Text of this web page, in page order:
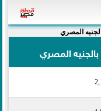
المصري
بالجنيه المصري